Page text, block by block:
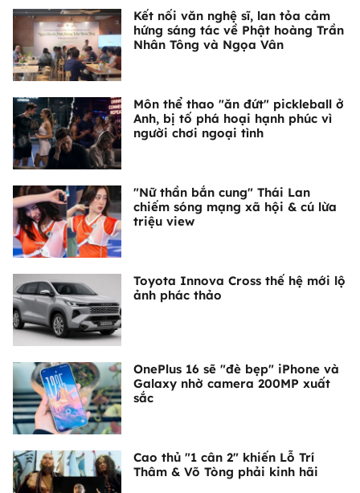
Kết nối văn nghệ sĩ, lan tỏa cảm
hứng sáng tác về Phật hoàng Trần
Nhân Tông và Ngọa Vân
Môn thể thao "ăn đứt" pickleball ở
Anh, bị tố phá hoại hạnh phúc vì
người chơi ngoại tình
"Nữ thần bắn cung" Thái Lan
chiếm sóng mạng xã hội & cú lừa
triệu view
Toyota Innova Cross thế hệ mới lộ
ảnh phác thảo
OnePlus 16 sẽ "đè bẹp" iPhone và
Galaxy nhờ camera 200MP xuất
sắc
Cao thủ "1 cân 2" khiến Lỗ Trí
Thâm & Võ Tòng phải kinh hãi